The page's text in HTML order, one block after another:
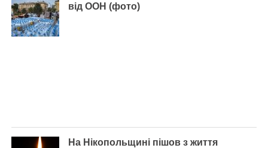
від ООН (фото)
На Нікопольщині пішов з життя